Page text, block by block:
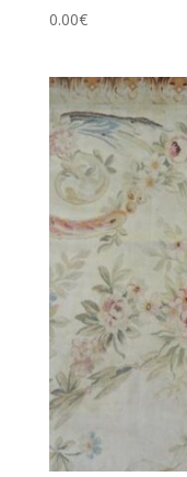
0.00€